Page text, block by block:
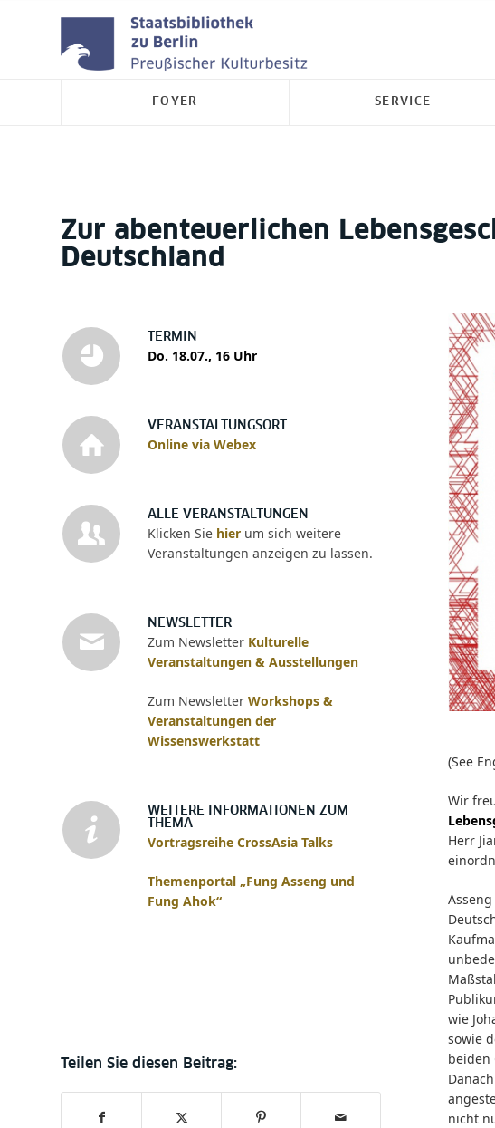
FOYER SERVICE
Zur abenteuerlichen
Deutschland
TERMIN
Do. 18.07., 16 Uhr
VERANSTALTUNGSORT
Online via Webex
ALLE VERANSTALTUNGEN
Klicken Sie hier um sich weitere
Veranstaltungen anzeigen zu lassen.
NEWSLETTER
Zum Newsletter Kulturelle
Veranstaltungen & Ausstellungen
Zum Newsletter Workshops &
Veranstaltungen der
Wissenswerkstatt
WEITERE INFORMATIONEN ZUM
THEMA
Vortragsreihe CrossAsia Talks
Themenportal „Fung Asseng und
Fung Ahok“
(See
Wir
Herr
wie
sowie
beiden
nicht